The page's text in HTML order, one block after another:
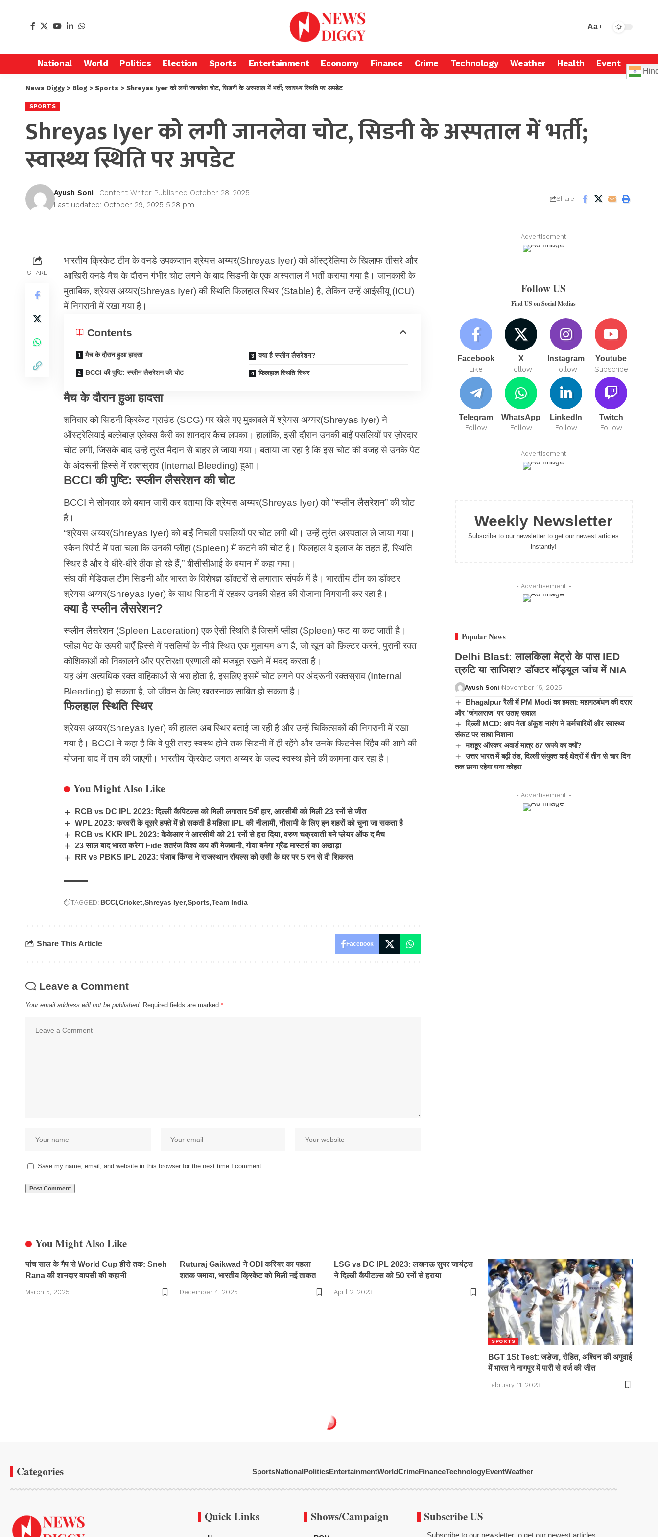
Aa
National World Politics Election Sports Entertainment Economy Finance Crime Technology Weather Health Event
News Diggy> Blog > Sports > Shreyas Iyer को लगी जानलेवा चोट, सिडनी के अस्पताल में भर्ती; स्वास्थ्य स्थिति पर अपडेट
SPORTS
Shreyas Iyer को लगी जानलेवा चोट, सिडनी के अस्पताल में भर्ती;
स्वास्थ्य स्थिति पर अपडेट
Last updated: October 29, 2025 5:28 pm
Ayush Soni- Content Writer Published October 28, 2025
Share
SHARE
भारतीय क्रिकेट टीम के वनडे उपकप्तान श्रेयस अय्यर(Shreyas Iyer) को ऑस्ट्रेलिया के खिलाफ तीसरे और
आखिरी वनडे मैच के दौरान गंभीर चोट लगने के बाद सिडनी के एक अस्पताल में भर्ती कराया गया है। जानकारी के
मुताबिक, श्रेयस अय्यर(Shreyas Iyer) की स्थिति फिलहाल स्थिर (Stable) है, लेकिन उन्हें आईसीयू (ICU)
में निगरानी में रखा गया है।
Contents
मैच के दौरान हुआ हादसा
BCCI की पुष्टि: स्प्लीन लैसरेशन की चोट
क्या है स्प्लीन लैसरेशन?
फिलहाल स्थिति स्थिर
मैच के दौरान हुआ हादसा
शनिवार को सिडनी क्रिकेट ग्राउंड (SCG) पर खेले गए मुकाबले में श्रेयस अय्यर(Shreyas Iyer) ने
ऑस्ट्रेलियाई बल्लेबाज़ एलेक्स कैरी का शानदार कैच लपका। हालांकि, इसी दौरान उनकी बाईं पसलियों पर ज़ोरदार
चोट लगी, जिसके बाद उन्हें तुरंत मैदान से बाहर ले जाया गया। बताया जा रहा है कि इस चोट की वजह से उनके पेट
के अंदरूनी हिस्से में रक्तस्राव (Internal Bleeding) हुआ।
BCCI की पुष्टि: स्प्लीन लैसरेशन की चोट
BCCI ने सोमवार को बयान जारी कर बताया किश्रेयस अय्यर(Shreyas Iyer) को “स्प्लीन लैसरेशन” की चोट
है।
“श्रेयस अय्यर(Shreyas Iyer) को बाईं निचली पसलियों पर चोट लगी थी। उन्हें तुरंत अस्पताल ले जाया गया।
स्कैन रिपोर्ट में पता चला कि उनकी प्लीहा (Spleen) में कटने की चोट है। फिलहाल वे इलाज के तहत हैं, स्थिति
स्थिर है और वे धीरे-धीरे ठीक हो रहे हैं,” बीसीसीआई के बयान में कहा गया।
संघ की मेडिकल टीम सिडनी और भारत के विशेषज्ञ डॉक्टरों से लगातार संपर्क में है। भारतीय टीम का डॉक्टर
श्रेयस अय्यर(Shreyas Iyer) के साथ सिडनी में रहकर उनकी सेहत की रोजाना निगरानी कर रहा है।
क्या है स्प्लीन लैसरेशन?
स्प्लीन लैसरेशन (Spleen Laceration) एक ऐसी स्थिति है जिसमें प्लीहा (Spleen) फट या कट जाती है।
प्लीहा पेट के ऊपरी बाएँ हिस्से में पसलियों के नीचे स्थित एक मुलायम अंग है, जो खून को फ़िल्टर करने, पुरानी रक्त
कोशिकाओं को निकालने और प्रतिरक्षा प्रणाली को मजबूत रखने में मदद करता है।
यह अंग अत्यधिक रक्त वाहिकाओं से भरा होता है, इसलिए इसमें चोट लगने पर अंदरूनी रक्तस्राव (Internal
Bleeding) हो सकता है, जो जीवन के लिए खतरनाक साबित हो सकता है।
फिलहाल स्थिति स्थिर
श्रेयस अय्यर(Shreyas Iyer) की हालत अब स्थिर बताई जा रही है और उन्हें चिकित्सकों की निगरानी में रखा
गया है। BCCI ने कहा है कि वे पूरी तरह स्वस्थ होने तक सिडनी में ही रहेंगे और उनके फिटनेस रिहैब की आगे की
योजना बाद में तय की जाएगी। भारतीय क्रिकेटजगत अय्यर के जल्द स्वस्थ होने की कामना कर रहा है।
You Might Also Like
RCB vs DC IPL 2023: दिल्ली कैपिटल्स को मिली लगातार 5वीं हार, आरसीबी को मिली 23 रनों से जीत
WPL 2023: फरवरी के दूसरे हफ्ते में हो सकती है महिला IPL की नीलामी, नीलामी के लिए इन शहरों को चुना जा सकता है
RCB vs KKR IPL 2023: केकेआर ने आरसीबी को 21 रनों से हरा दिया, वरुण चक्रवाती बने प्लेयर ऑफ द मैच
23 साल बाद भारत करेगा Fide शतरंज विश्व कप की मेजबानी, गोवा बनेगा ग्रैंड मास्टर्स का अखाड़ा
RR vs PBKS IPL 2023: पंजाब किंग्स ने राजस्थान रॉयल्स को उसी के घर पर 5 रन से दी शिकस्त
TAGGED: BCCI Cricket Shreyas Iyer Sports Team India
Share This Article Facebook
Leave a Comment
Your email address will not be published. Required fields are marked *
Save my name, email, and website in this browser for the next time I comment.
- Advertisement -
Follow US
Find US on Social Medias
Facebook
Like
X
Follow
Instagram
Follow
Youtube
Subscribe
Telegram
Follow
WhatsApp
Follow
LinkedIn
Follow
Twitch
Follow
- Advertisement -
Weekly Newsletter
Subscribe to our newsletter to get our newest articles
instantly!
- Advertisement -
Popular News
Delhi Blast: लालकिला मेट्रो के पास IED
त्रुटि या साजिश? डॉक्टर मॉड्यूल जांच में NIA
Ayush Soni November 15, 2025
Bhagalpur रैली में PM Modi का हमला: महागठबंधन की दरार
और ‘जंगलराज’ पर उठाए सवाल
दिल्ली MCD: आप नेता अंकुश नारंग ने कर्मचारियों और स्वास्थ्य
संकट पर साधा निशाना
मशहूर ऑस्कर अवार्ड मात्र 87 रूपये का क्यों?
उत्तर भारत में बढ़ी ठंड, दिल्ली संयुक्त कई क्षेत्रों में तीन से चार दिन
तक छाया रहेगा घना कोहरा
- Advertisement -
You Might Also Like
पांच साल के गैप से World Cup हीरो तक: Sneh
Rana की शानदार वापसी की कहानी
March 5, 2025
Ruturaj Gaikwad ने ODI करियर का पहला
शतक जमाया, भारतीय क्रिकेट को मिली नई ताकत
December 4, 2025
LSG vs DC IPL 2023: लखनऊ सुपर जायंट्स
ने दिल्ली कैपीटल्स को 50 रनों से हराया
April 2, 2023
SPORTS
BGT 1St Test: जडेजा, रोहित, अश्विन की अगुवाई
में भारत ने नागपुर में पारी से दर्ज की जीत
February 11, 2023
Categories SportsNationalPoliticsEntertainmentWorldCrimeFinanceTechnologyEventWeather
Quick Links Shows/Campaign Subscribe US
Subscribe to our newsletter to get our newest articles